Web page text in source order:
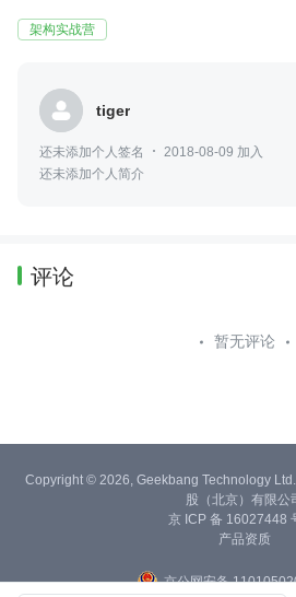
架构实战营
tiger
还未添加个人签名
2018-08-09 加入
还未添加个人简介
评论
暂无评论
Copyright © 2026, Geekbang Technology
股（北京）有限公
京 ICP 备 16027448
产品资质
京公网安备